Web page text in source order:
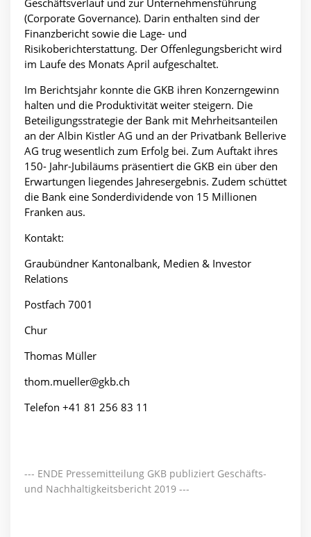
(Corporate Governance). Darin enthalten sind der
Finanzbericht sowie die Lage- und
Risikoberichterstattung. Der Offenlegungsbericht wird
im Laufe des Monats April aufgeschaltet.
Im Berichtsjahr konnte die GKB ihren Konzerngewinn
halten und die Produktivität weiter steigern. Die
Beteiligungsstrategie der Bank mit Mehrheitsanteilen
an der Albin Kistler AG und an der Privatbank Bellerive
AG trug wesentlich zum Erfolg bei. Zum Auftakt ihres
150- Jahr-Jubiläums präsentiert die GKB ein über den
Erwartungen liegendes Jahresergebnis. Zudem schüttet
die Bank eine Sonderdividende von 15 Millionen
Franken aus.
Kontakt:
Graubündner Kantonalbank, Medien & Investor
Relations
Postfach 7001
Chur
Thomas Müller
thom.mueller@gkb.ch
Telefon +41 81 256 83 11
--- ENDE Pressemitteilung GKB publiziert Geschäfts-
und Nachhaltigkeitsbericht 2019 ---